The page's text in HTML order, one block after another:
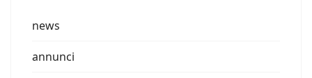
news
annunci